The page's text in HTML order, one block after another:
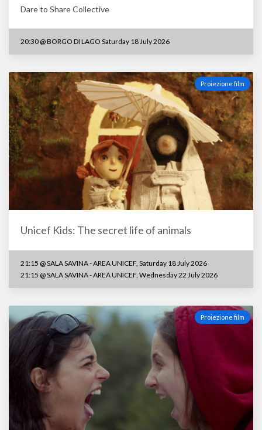
Dare to Share Collective
20:30 @BORGO DI LAGO Saturday 18 July 2026
Proiezione film
Unicef Kids: The secret life of animals
21:15 @ SALA SAVINA - AREA UNICEF, Saturday 18 July 2026
21:15 @ SALA SAVINA - AREA UNICEF, Wednesday 22 July 2026
Proiezione film